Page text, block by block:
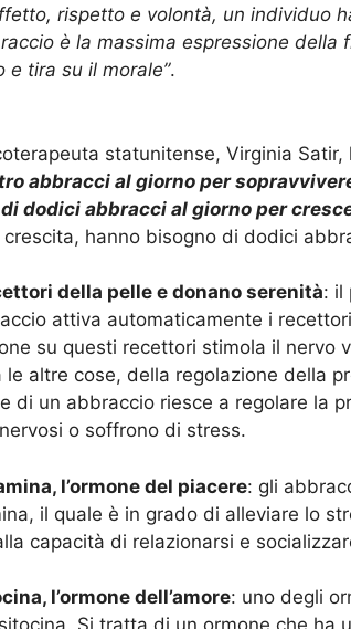
rispetto e volontà, un individuo
è la massima espressione della
e tira su il morale”.
statunitense, Virginia
abbracci al giorno per
dodici abbracci al giorno per
hanno bisogno di dodici
della pelle e donano serenità: il
attiva automaticamente i
su questi recettori stimola il nervo
le altre cose, della regolazione della
di un abbraccio riesce a regolare la
o soffrono di stress.
l’ormone del piacere: gli
il quale è in grado di alleviare lo
capacità di relazionarsi e
l’ormone dell’amore: uno degli